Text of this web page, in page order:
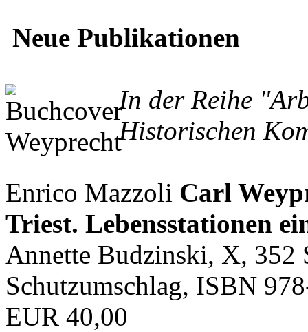
Neue Publikationen
In der Reihe
Historischen
Enrico Mazzoli Carl
Triest. Lebensstationen
Annette Budzinski, X, 352
Schutzumschlag, ISBN
EUR 40,00